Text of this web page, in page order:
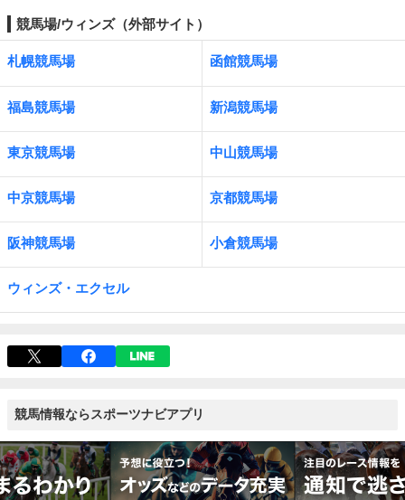
競馬場/ウィンズ（外部サイト）
札幌競馬場 函館競馬場
福島競馬場 新潟競馬場
東京競馬場 中山競馬場
中京競馬場 京都競馬場
阪神競馬場 小倉競馬場
ウィンズ・エクセル
競馬情報ならスポーツナビアプリ